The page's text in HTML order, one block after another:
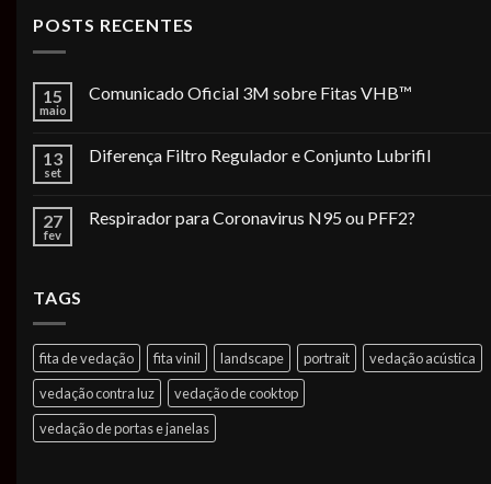
POSTS RECENTES
15
maio
Comunicado Oficial 3M sobre Fitas VHB™
13
set
Diferença Filtro Regulador e Conjunto Lubrifil
27
fev
Respirador para Coronavirus N95 ou PFF2?
TAGS
fita de vedação fita vinil landscape portrait
vedação acústica
vedação contra luz
vedação de cooktop
vedação de portas e janelas